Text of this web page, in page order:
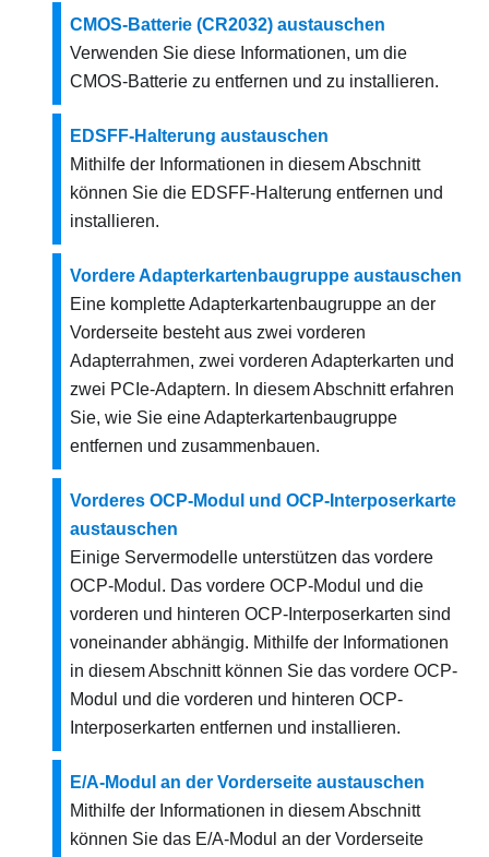
CMOS-Batterie (CR2032) austauschen
Verwenden Sie diese Informationen, um die
CMOS-Batterie zu entfernen und zu installieren.
EDSFF-Halterung austauschen
Mithilfe der Informationen in diesem Abschnitt
können Sie die EDSFF-Halterung entfernen und
installieren.
Vordere Adapterkartenbaugruppe austauschen
Eine komplette Adapterkartenbaugruppe an der
Vorderseite besteht aus zwei vorderen
Adapterrahmen, zwei vorderen Adapterkarten und
zwei PCIe-Adaptern. In diesem Abschnitt erfahren
Sie, wie Sie eine Adapterkartenbaugruppe
entfernen und zusammenbauen.
Vorderes OCP-Modul und OCP-Interposerkarte
austauschen
Einige Servermodelle unterstützen das vordere
OCP-Modul. Das vordere OCP-Modul und die
vorderen und hinteren OCP-Interposerkarten sind
voneinander abhängig. Mithilfe der Informationen
in diesem Abschnitt können Sie das vordere OCP-
Modul und die vorderen und hinteren OCP-
Interposerkarten entfernen und installieren.
E/A-Modul an der Vorderseite austauschen
Mithilfe der Informationen in diesem Abschnitt
können Sie das E/A-Modul an der Vorderseite